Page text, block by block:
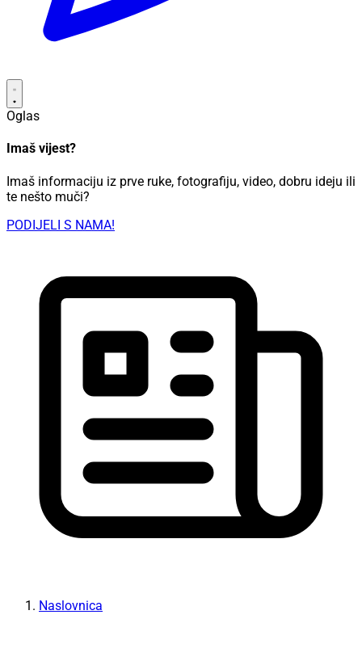
Oglas
Imaš vijest?
Imaš informaciju iz prve ruke, fotografiju, video, dobru ideju ili
te nešto muči?
PODIJELI S NAMA!
Naslovnica